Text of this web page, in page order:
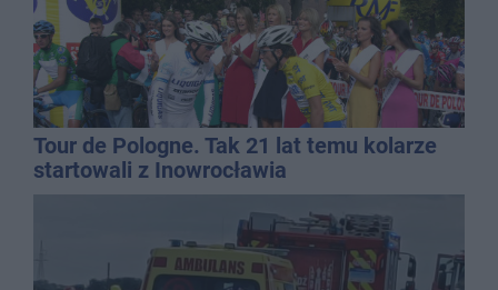
Tour de Pologne. Tak 21 lat temu kolarze
startowali z Inowrocławia